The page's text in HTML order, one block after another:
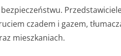
czadem i gazem,
mieszkaniach.